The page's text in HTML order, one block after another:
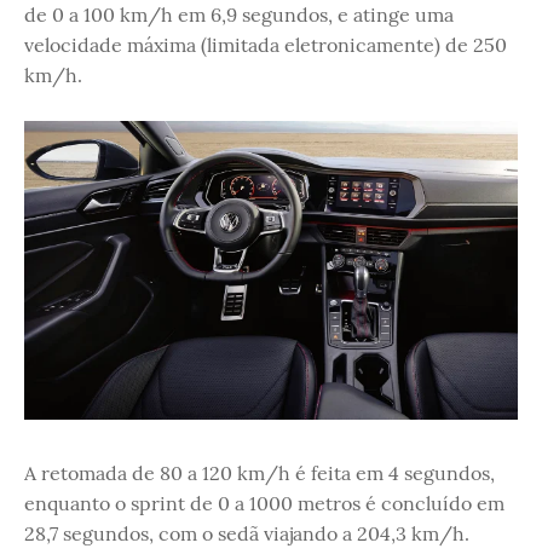
de 0 a 100 km/h em 6,9 segundos, e atinge uma
velocidade máxima (limitada eletronicamente) de 250
km/h.
A retomada de 80 a 120 km/h é feita em 4 segundos,
enquanto o sprint de 0 a 1000 metros é concluído em
28,7 segundos, com o sedã viajando a 204,3 km/h.